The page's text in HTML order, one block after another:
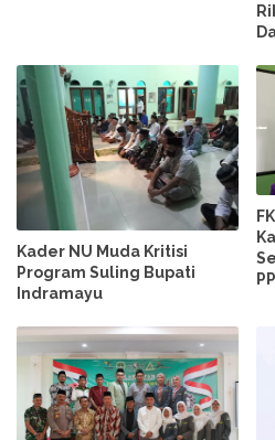
Kader NU Muda Kritisi
Program Suling Bupati
Indramayu